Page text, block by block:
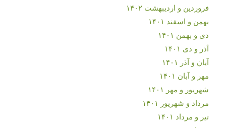
فروردین و اردیبهشت ۱۴۰۲
بهمن و اسفند ۱۴۰۱
دی و بهمن ۱۴۰۱
آذر و دی ۱۴۰۱
آبان و آذر ۱۴۰۱
مهر و آبان ۱۴۰۱
شهریور و مهر ۱۴۰۱
مرداد و شهریور ۱۴۰۱
تیر و مرداد ۱۴۰۱